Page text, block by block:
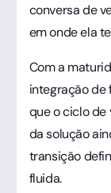
conversa de
em onde ela
Com a
integração de
que o ciclo de
da solução
transição
fluida.